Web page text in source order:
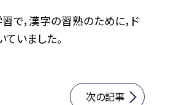
で，漢字の習熟のために，ド
いました。
次の記事